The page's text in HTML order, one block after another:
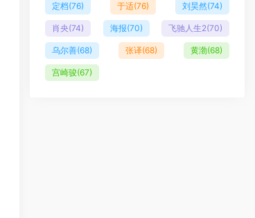
定档(76) 于适(76) 刘昊然(74)
肖央(74) 海报(70) 飞驰人生2(70)
乌尔善(68) 张译(68) 黄渤(68)
宫崎骏(67)